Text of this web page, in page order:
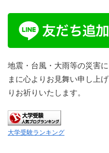
地震・台風・大雨等の災害
まに心よりお見舞い申し上
りお祈りいたします。
大学受験ランキング